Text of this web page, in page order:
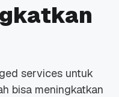
services untuk
bisa meningkatkan